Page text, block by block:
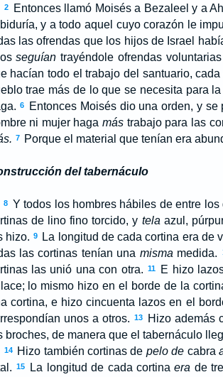
2 Entonces llamó Moisés a Bezaleel y a
y a todo aquel cuyo corazón le
las ofrendas que los hijos de Israel
seguían trayéndole ofrendas
hacían todo el trabajo del santuario,
trae más de lo que se necesita para
6
Entonces Moisés dio una orden, y
ni mujer hagamás trabajo para las
7 Porque el material que tenían era
del tabernáculo
8 Y todos los hombres hábiles de entre
de lino fino torcido, y tela azul,
hizo. 9
La longitud de cada cortina era de
las cortinas tenían una misma medida.
las unió una con otra. 11 E hizo
lo mismo hizo en el borde de la
cortina, e hizo cincuenta lazos en el
unos a otros. 13
Hizo además
broches, de manera que el tabernáculo
14 Hizo también cortinas de pelo de cabra
15 La longitud de cada cortinaera de